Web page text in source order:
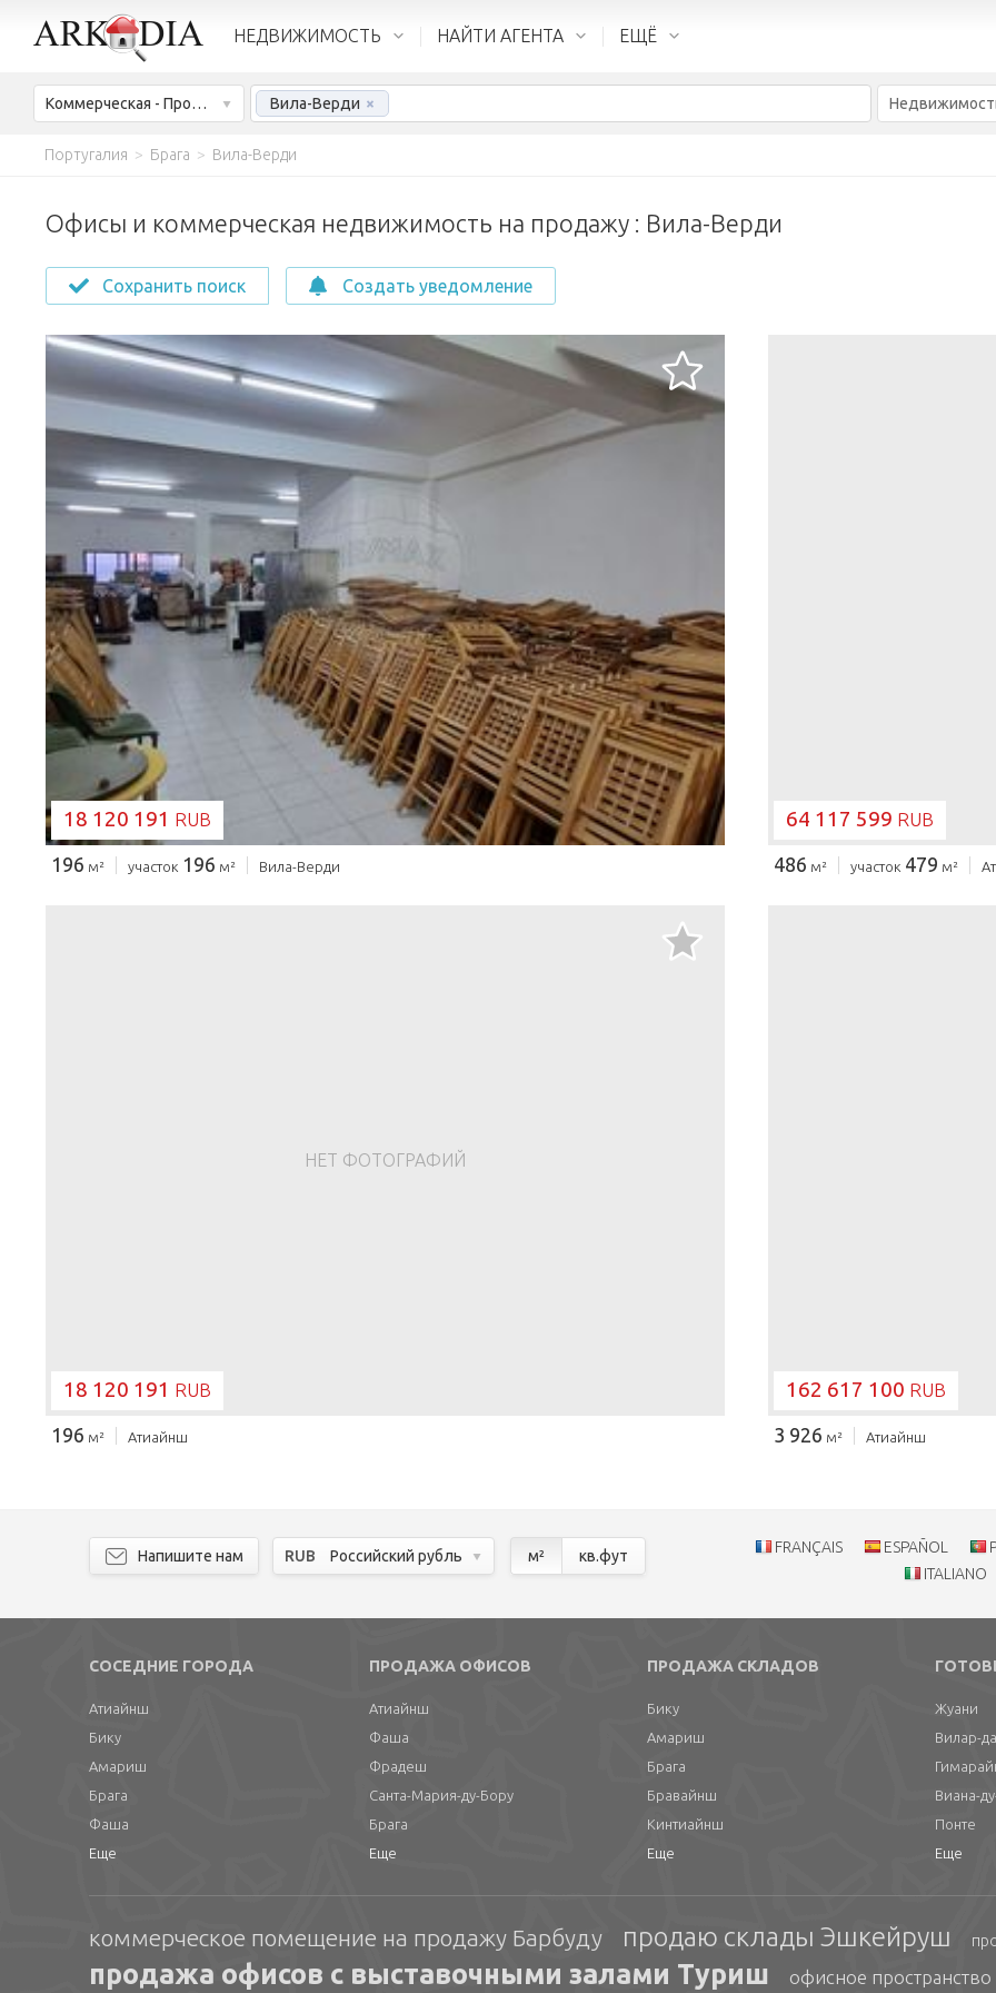
НЕДВИЖИМОСТЬ НАЙТИ АГЕНТА ЕЩЁ
Коммерческая - Продажа Вила-Верди ×
Португалия > Брага > Вила-Верди
Офисы и коммерческая недвижимость на продажу : Вила-Верди
Сохранить поиск Создать уведомление
ЗАГРУЗКА...
18 120 191 RUB
196 м² участок 196 м² Вила-Верди
64 117 599 RUB
486 м² участок 479 м²
НЕТ ФОТОГРАФИЙ
18 120 191 RUB
196 м² Атиайнш
162 617 100 RUB
3 926 м² Атиайнш
Напишите нам RUB Российский рубль м² кв.фут FRANÇAIS ESPAÑOL
ITALIANO
СОСЕДНИЕ ГОРОДА
Атиайнш
Бику
Амариш
Брага
Фаша
Еще
ПРОДАЖА ОФИСОВ
Атиайнш
Фаша
Фрадеш
Санта-Мария-ду-Бору
Брага
Еще
ПРОДАЖА СКЛАДОВ
Бику
Амариш
Брага
Бравайнш
Кинтиайнш
Еще
Жуани
Вилар-
Виана-
Понте
Еще
коммерческое помещение на продажу Барбуду продаю склады Эшкейруш
продажа офисов с выставочными залами Туриш офисное